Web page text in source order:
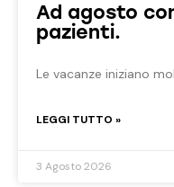
Ad agosto
pazienti.
Le vacanze iniziano
LEGGI TUTTO »
3 Agosto 2026